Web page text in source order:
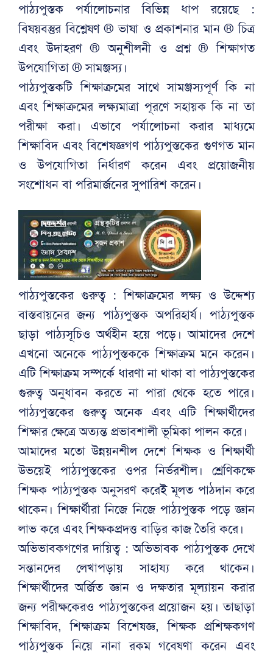
পাঠ্যপুস্তক পর্যালোচনার বিভিন্ন ধাপ রয়েছে :
বিষয়বস্তুর বিশ্লেষণ ® ভাষা ও প্রকাশনার মান ® চিত্র
এবং উদাহরণ ® অনুশীলনী ও প্রশ্ন ® শিক্ষাগত
উপযোগিতা ® সামঞ্জস্য।
পাঠ্যপুস্তকটি শিক্ষাক্রমের সাথে সামঞ্জস্যপূর্ণ কি না
এবং শিক্ষাক্রমের লক্ষ্যমাত্রা পূরণে সহায়ক কি না তা
পরীক্ষা করা। এভাবে পর্যালোচনা করার মাধ্যমে
শিক্ষাবিদ এবং বিশেষজ্ঞগণ পাঠ্যপুস্তকের গুণগত মান
ও উপযোগিতা নির্ধারণ করেন এবং প্রয়োজনীয়
সংশোধন বা পরিমার্জনের সুপারিশ করেন।
পাঠ্যপুস্তকের গুরুত্ব : শিক্ষাক্রমের লক্ষ্য ও উদ্দেশ্য
বাস্তবায়নের জন্য পাঠ্যপুস্তক অপরিহার্য। পাঠ্যপুস্তক
ছাড়া পাঠ্যসূচিও অর্থহীন হয়ে পড়ে। আমাদের দেশে
এখনো অনেকে পাঠ্যপুস্তককে শিক্ষাক্রম মনে করেন।
এটি শিক্ষাক্রম সম্পর্কে ধারণা না থাকা বা পাঠ্যপুস্তকের
গুরুত্ব অনুধাবন করতে না পারা থেকে হতে পারে।
পাঠ্যপুস্তকের গুরুত্ব অনেক এবং এটি শিক্ষার্থীদের
শিক্ষার ক্ষেত্রে অত্যন্ত প্রভাবশালী ভূমিকা পালন করে।
আমাদের মতো উন্নয়নশীল দেশে শিক্ষক ও শিক্ষার্থী
উভয়েই পাঠ্যপুস্তকের ওপর নির্ভরশীল। শ্রেণিকক্ষে
শিক্ষক পাঠ্যপুস্তক অনুসরণ করেই মূলত পাঠদান করে
থাকেন। শিক্ষার্থীরা নিজে নিজে পাঠ্যপুস্তক পড়ে জ্ঞান
লাভ করে এবং শিক্ষকপ্রদত্ত বাড়ির কাজ তৈরি করে।
অভিভাবকগণের দায়িত্ব : অভিভাবক পাঠ্যপুস্তক দেখে
সন্তানদের লেখাপড়ায় সাহায্য করে থাকেন।
শিক্ষার্থীদের অর্জিত জ্ঞান ও দক্ষতার মূল্যায়ন করার
জন্য পরীক্ষকেরও পাঠ্যপুস্তকের প্রয়োজন হয়। তাছাড়া
শিক্ষাবিদ, শিক্ষাক্রম বিশেষজ্ঞ, শিক্ষক প্রশিক্ষকগণ
পাঠ্যপুস্তক নিয়ে নানা রকম গবেষণা করেন এবং